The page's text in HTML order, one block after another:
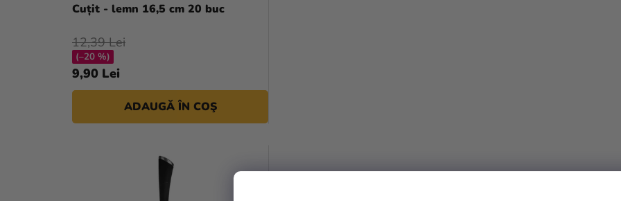
Cuțit - lemn 16,5 cm 20 buc
9,90 Lei
12,39 Lei
(–20 %)
ADAUGĂ ÎN COŞ